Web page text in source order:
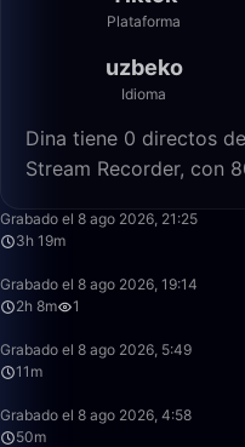
Plataforma
uzbeko
Idioma
Dina tiene 0 directos
Stream Recorder, con
Grabado el 8 ago 2026, 21:25
3h 19m
Grabado el 8 ago 2026, 19:14
2h 8m
1
Grabado el 8 ago 2026, 5:49
11m
Grabado el 8 ago 2026, 4:58
50m